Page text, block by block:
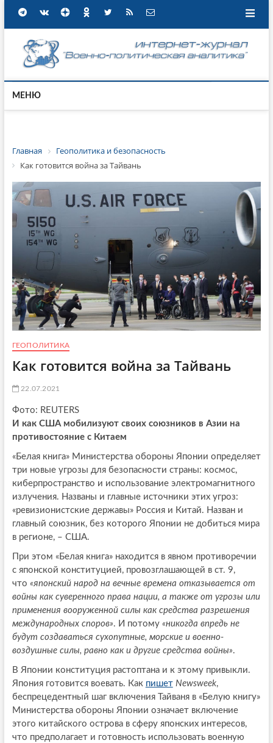
МЕНЮ
Главная
Геополитика и безопасность
Как готовится война за Тайвань
ГЕОПОЛИТИКА
Как готовится война за Тайвань
22.07.2021
Фото: REUTERS
И как США мобилизуют своих союзников в Азии на
противостояние с Китаем
«Белая книга» Министерства обороны Японии определяет
три новые угрозы для безопасности страны: космос,
киберпространство и использование электромагнитного
излучения. Названы и главные источники этих угроз:
«ревизионистские державы» Россия и Китай. Назван и
главный союзник, без которого Японии не добиться мира
в регионе, – США.
При этом «Белая книга» находится в явном противоречии
с японской конституцией, провозглашающей в ст. 9,
что «японский народ на вечные времена отказывается от
войны как суверенного права нации, а также от угрозы или
применения вооруженной силы как средства разрешения
международных споров». И потому «никогда впредь не
будут создаваться сухопутные, морские и военно-
воздушные силы, равно как и другие средства войны».
В Японии конституция растоптана и к этому привыкли.
Япония готовится воевать. Как пишет Newsweek,
беспрецедентный шаг включения Тайваня в «Белую книгу»
Министерства обороны Японии означает включение
этого китайского острова в сферу японских интересов,
что предполагает и готовность использовать военную